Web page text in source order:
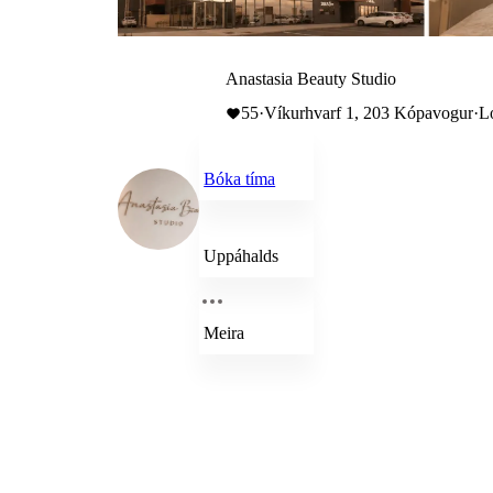
Anastasia Beauty Studio
55·Víkurhvarf 1, 203 Kópavogur·
Bóka tíma
Uppáhalds
Meira